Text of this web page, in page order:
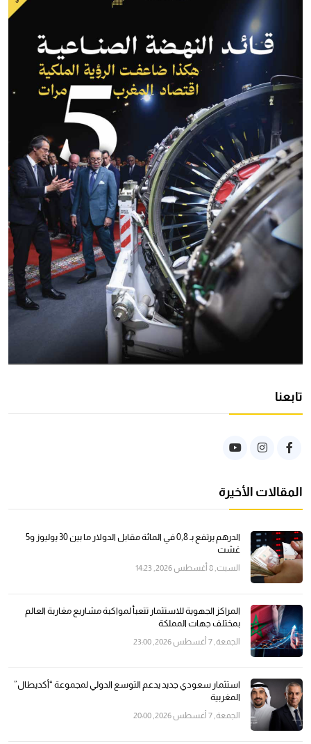
تابعنا
المقالات الأخيرة
الدرهم يرتفع بـ 0,8 في المائة مقابل الدولار ما بين 30 يوليوز و5
غشت
السبت, 8 أغسطس 2026, 14:23
المراكز الجهوية للاستثمار تتعبأ لمواكبة مشاريع مغاربة العالم
بمختلف جهات المملكة
الجمعة, 7 أغسطس 2026, 23:00
استثمار سعودي جديد يدعم التوسع الدولي لمجموعة “أكديطال”
المغربية
الجمعة, 7 أغسطس 2026, 20:00